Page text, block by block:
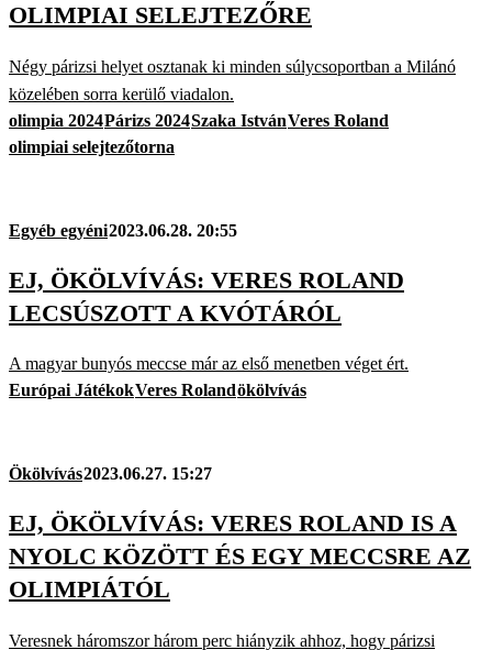
OLIMPIAI SELEJTEZŐRE
Négy párizsi helyet osztanak ki minden súlycsoportban a Milánó
közelében sorra kerülő viadalon.
olimpia 2024Párizs 2024Szaka IstvánVeres Roland
olimpiai selejtezőtorna
Egyéb egyéni2023.06.28. 20:55
EJ, ÖKÖLVÍVÁS: VERES ROLAND
LECSÚSZOTT A KVÓTÁRÓL
A magyar bunyós meccse már az első menetben véget ért.
Európai JátékokVeres Rolandökölvívás
Ökölvívás2023.06.27. 15:27
EJ, ÖKÖLVÍVÁS: VERES ROLAND IS A
NYOLC KÖZÖTT ÉS EGY MECCSRE AZ
OLIMPIÁTÓL
Veresnek háromszor három perc hiányzik ahhoz, hogy párizsi